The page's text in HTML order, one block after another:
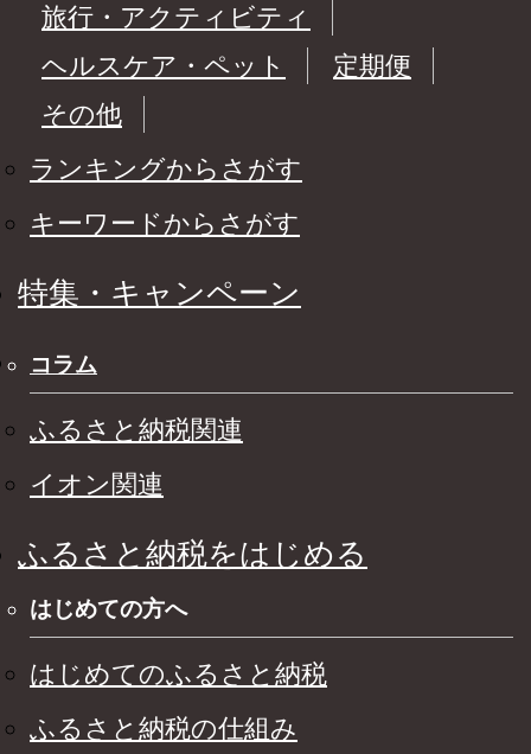
旅行・アクティビティ
ヘルスケア・ペット
定期便
その他
ランキングからさがす
キーワードからさがす
特集・キャンペーン
コラム
ふるさと納税関連
イオン関連
ふるさと納税をはじめる
はじめての方へ
はじめてのふるさと納税
ふるさと納税の仕組み